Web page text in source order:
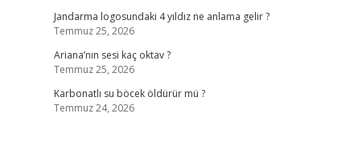
Jandarma logosundaki 4 yıldız ne anlama gelir ?
Temmuz 25, 2026
Ariana’nın sesi kaç oktav ?
Temmuz 25, 2026
Karbonatlı su böcek öldürür mü ?
Temmuz 24, 2026